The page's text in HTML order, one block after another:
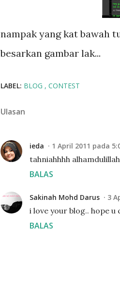
nampak yang kat bawah
besarkan gambar lak...
LABEL: BLOG CONTEST
Ulasan
ieda 1 April 2011 pada
tahniahhhh
BALAS
Sakinah Mohd Darus 3
i love your blog.. hope
BALAS